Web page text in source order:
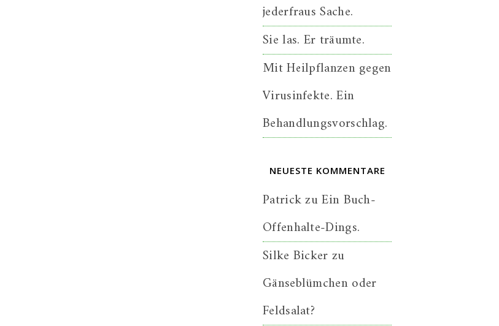
jederfraus Sache.
Sie las. Er träumte.
Mit Heilpflanzen gegen
Virusinfekte. Ein
Behandlungsvorschlag.
NEUESTE KOMMENTARE
PatrickzuEin Buch-
Offenhalte-Dings.
Silke Bickerzu
Gänseblümchen oder
Feldsalat?